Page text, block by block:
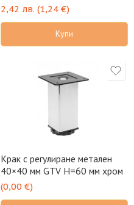
2,42 лв. (1,24 €)
Купи
Крак с регулиране метален
40×40 мм GTV H=60 мм хром
(0,00 €)